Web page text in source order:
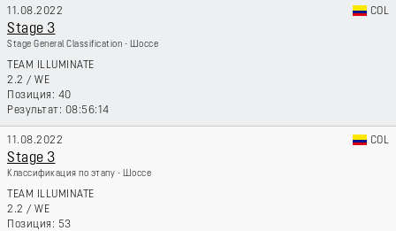
11.08.2022 COL
Stage 3
Stage General Classification - Шоссе
TEAM ILLUMINATE
2.2 / WE
40
08:56:14
11.08.2022 COL
Stage 3
Классификация по этапу - Шоссе
TEAM ILLUMINATE
2.2 / WE
53